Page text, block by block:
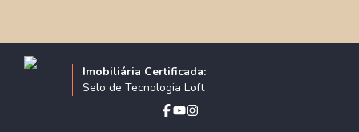
Imobiliária Certificada:
Selo de Tecnologia Loft